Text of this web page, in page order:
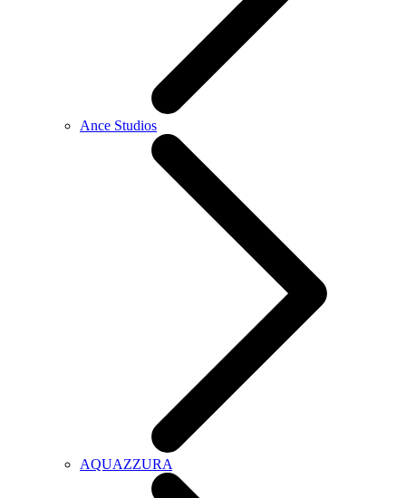
Ance Studios
AQUAZZURA